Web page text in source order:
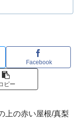
Facebook
ピー
上の赤い屋根/真梨